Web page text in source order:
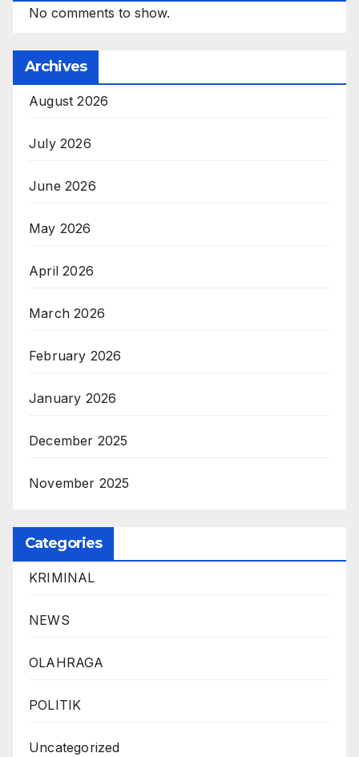
No comments to show.
Archives
August 2026
July 2026
June 2026
May 2026
April 2026
March 2026
February 2026
January 2026
December 2025
November 2025
Categories
KRIMINAL
NEWS
OLAHRAGA
POLITIK
Uncategorized